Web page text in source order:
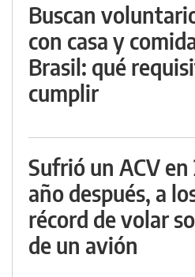
Buscan
con casa y
Brasil: qué
cumplir
Sufrió un ACV en
año después, a
récord de volar
de un avión